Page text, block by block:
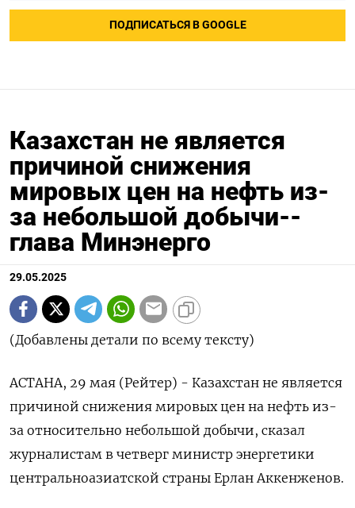
ПОДПИСАТЬСЯ В GOOGLE
Казахстан не является
причиной снижения
мировых цен на нефть из-
за небольшой добычи--
глава Минэнерго
29.05.2025
(Добавлены детали по всему тексту)
АСТАНА, 29 мая (Рейтер) - Казахстан не является
причиной снижения мировых цен на нефть из-
за относительно небольшой добычи, сказал
журналистам в четверг министр энергетики
центральноазиатской страны Ерлан Аккенженов.